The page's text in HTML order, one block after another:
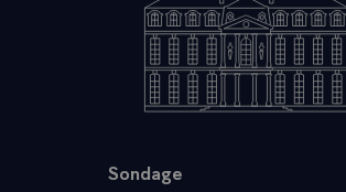
Sondage